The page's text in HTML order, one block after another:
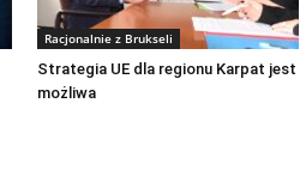
Racjonalnie z Brukseli
Strategia UE dla regionu Karpat jest
możliwa